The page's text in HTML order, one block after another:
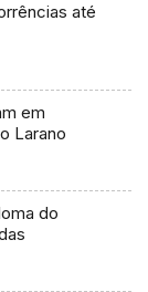
até
em
Larano
do